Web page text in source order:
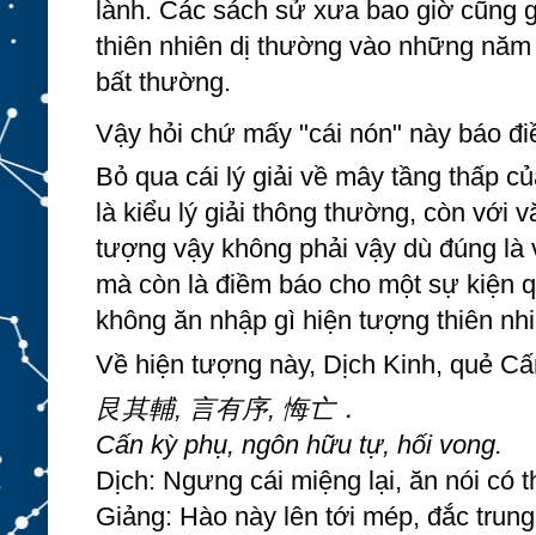
lành. Các sách sử xưa bao giờ cũng
thiên nhiên dị thường vào những
bất thường.
Vậy hỏi chứ mấy "cái nón" này báo
Bỏ qua cái lý giải về mây tầng thấp
là kiểu lý giải thông thường, còn với
tượng vậy không phải vậy dù đúng
mà còn là điềm báo cho một sự kiện
không ăn nhập gì hiện tượng thiên
Về hiện tượng này, Dịch Kinh, quẻ
艮其輔, 言有序, 悔亡．
Cấn kỳ phụ, ngôn hữu tự, hối vong.
Dịch: Ngưng cái miệng lại, ăn nói có
Giảng: Hào này lên tới mép, đắc